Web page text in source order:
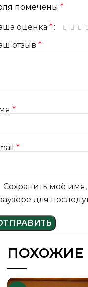
помечены *
оценка * 1 из
2
отзыв *
*
*
Сохранить моё имя,
для
ПОХОЖИЕ